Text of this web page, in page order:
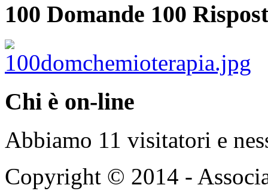
100 Domande 100
Chi è on-line
Abbiamo 11 visitatori e
Copyright © 2014 -